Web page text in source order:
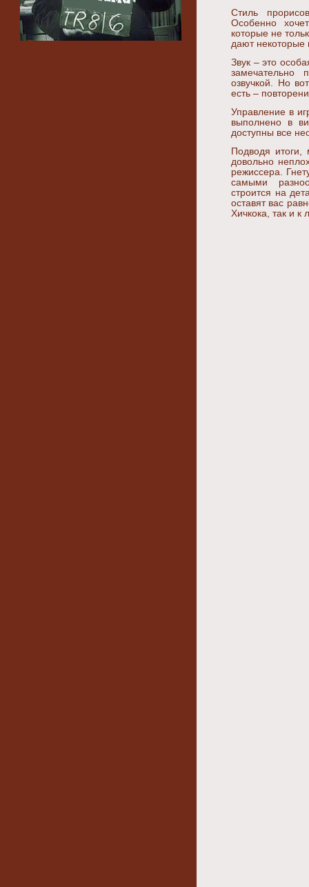
Стиль
Особенно
которые не
дают некоторые
Звук – это
замечательно
озвучкой. Но
есть –
Управление в
выполнено в
доступны все
Подводя итоги,
довольно
режиссера.
самыми
строится на
оставят вас
Хичкока, так и